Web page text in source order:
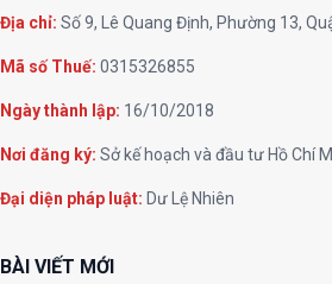
Địa chỉ: Số 9, Lê Quang Định, Phường 13,
Mã số Thuế: 0315326855
Ngày thành lập: 16/10/2018
Nơi đăng ký: Sở kế hoạch và đầu tư Hồ Chí
Đại diện pháp luật: Dư Lệ Nhiên
BÀI VIẾT MỚI